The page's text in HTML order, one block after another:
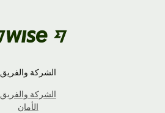
الشركة والفريق
الشركة والفريق
الأمان